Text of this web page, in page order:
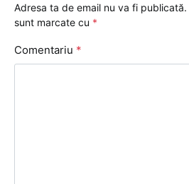
Adresa ta de email nu va fi publicată.
sunt marcate cu *
Comentariu *